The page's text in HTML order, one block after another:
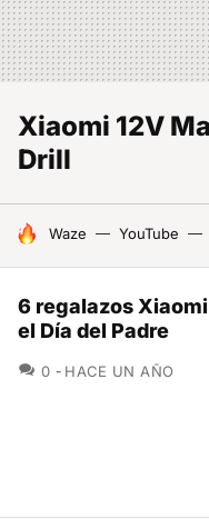
Xiaomi 12V
Drill
HOY SE HABLA DE
Waze YouTube
6 regalazos
el Día del Padre
0 COMENTARIOS
HACE UN AÑO